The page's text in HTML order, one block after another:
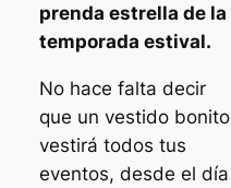
prenda estrella de la
temporada estival.
No hace falta decir
que un vestido bonito
vestirá todos tus
eventos, desde el día